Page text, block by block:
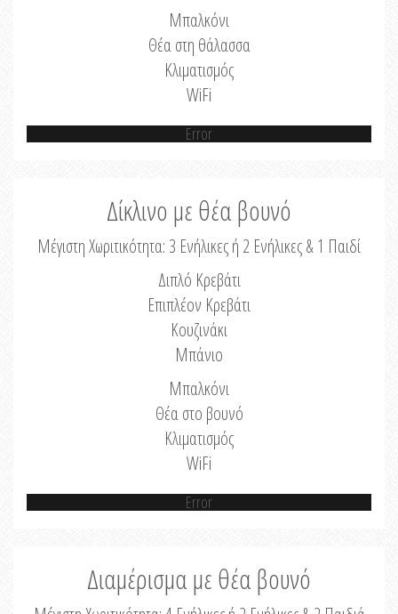
Μπαλκόνι
Θέα στη θάλασσα
Κλιματισμός
WiFi
Error
Δίκλινο με θέα βουνό
Μέγιστη Χωριτικότητα: 3 Ενήλικες ή 2 Ενήλικες & 1 Παιδί
Διπλό Κρεβάτι
Επιπλέον Κρεβάτι
Κουζινάκι
Μπάνιο
Μπαλκόνι
Θέα στο βουνό
Κλιματισμός
WiFi
Error
Διαμέρισμα με θέα βουνό